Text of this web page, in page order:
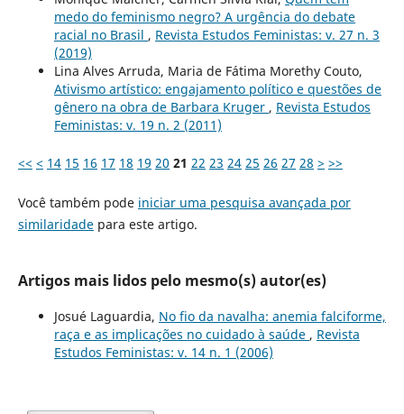
medo do feminismo negro? A urgência do debate
racial no Brasil , Revista Estudos Feministas: v. 27 n. 3
(2019)
Lina Alves Arruda, Maria de Fátima Morethy Couto,
Ativismo artístico: engajamento político e questões de
gênero na obra de Barbara Kruger , Revista Estudos
Feministas: v. 19 n. 2 (2011)
<< < 14 15 16 17 18 19 20 21 22 23 24 25 26 27 28 > >>
Você também pode iniciar uma pesquisa avançada por
similaridadepara este artigo.
Artigos mais lidos pelo mesmo(s) autor(es)
Josué Laguardia, No fio da navalha: anemia falciforme,
raça e as implicações no cuidado à saúde , Revista
Estudos Feministas: v. 14 n. 1 (2006)